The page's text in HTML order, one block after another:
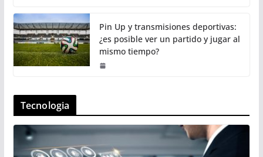
Pin Up y transmisiones deportivas:
¿es posible ver un partido y jugar al
mismo tiempo?
Tecnologia